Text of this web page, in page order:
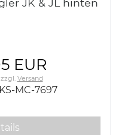
JK & JL hinten
EUR
Versand
MC-7697